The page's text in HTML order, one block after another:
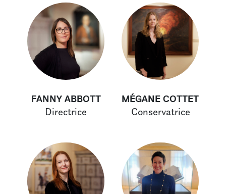
Précédentes
ÉVÉNEMENTS
Agenda
Pakomuzé
En famille aux musées
Infos pratiques
Visites guidées
Pour les écoles
Boutique
FANNY ABBOTT
Directrice
MÉGANE COTTET
Conservatrice